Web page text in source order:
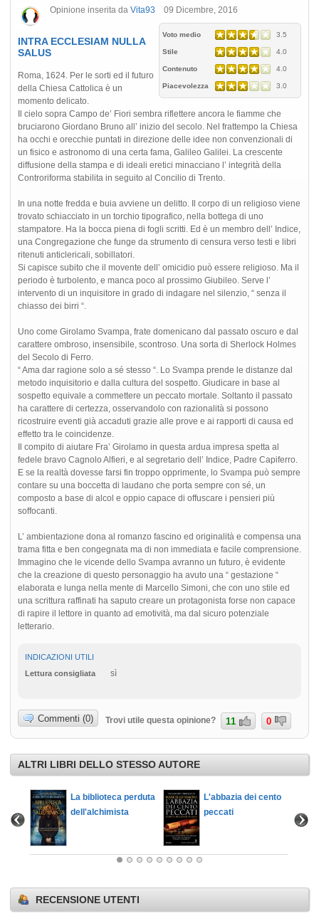
Opinione inserita da Vita93 09 Dicembre, 2016
Voto medio 3.5
Stile 4.0
Contenuto 4.0
Piacevolezza 3.0
INTRA ECCLESIAM NULLA
SALUS
Roma, 1624. Per le sorti ed il futuro
della Chiesa Cattolica è un
momento delicato.
Il cielo sopra Campo de’ Fiori sembra riflettere ancora le fiamme che
bruciarono Giordano Bruno all’ inizio del secolo. Nel frattempo la Chiesa
ha occhi e orecchie puntati in direzione delle idee non convenzionali di
un fisico e astronomo di una certa fama, Galileo Galilei. La crescente
diffusione della stampa e di ideali eretici minacciano l’ integrità della
Controriforma stabilita in seguito al Concilio di Trento.
In una notte fredda e buia avviene un delitto. Il corpo di un religioso viene
trovato schiacciato in un torchio tipografico, nella bottega di uno
stampatore. Ha la bocca piena di fogli scritti. Ed è un membro dell’ Indice,
una Congregazione che funge da strumento di censura verso testi e libri
ritenuti anticlericali, sobillatori.
Si capisce subito che il movente dell’ omicidio può essere religioso. Ma il
periodo è turbolento, e manca poco al prossimo Giubileo. Serve l’
intervento di un inquisitore in grado di indagare nel silenzio, “ senza il
chiasso dei birri “.
Uno come Girolamo Svampa, frate domenicano dal passato oscuro e dal
carattere ombroso, insensibile, scontroso. Una sorta di Sherlock Holmes
del Secolo di Ferro.
“ Ama dar ragione solo a sé stesso “. Lo Svampa prende le distanze dal
metodo inquisitorio e dalla cultura del sospetto. Giudicare in base al
sospetto equivale a commettere un peccato mortale. Soltanto il passato
ha carattere di certezza, osservandolo con razionalità si possono
ricostruire eventi già accaduti grazie alle prove e ai rapporti di causa ed
effetto tra le coincidenze.
Il compito di aiutare Fra’ Girolamo in questa ardua impresa spetta al
fedele bravo Cagnolo Alfieri, e al segretario dell’ Indice, Padre Capiferro.
E se la realtà dovesse farsi fin troppo opprimente, lo Svampa può sempre
contare su una boccetta di laudano che porta sempre con sé, un
composto a base di alcol e oppio capace di offuscare i pensieri più
soffocanti.
L’ ambientazione dona al romanzo fascino ed originalità e compensa una
trama fitta e ben congegnata ma di non immediata e facile comprensione.
Immagino che le vicende dello Svampa avranno un futuro, è evidente
che la creazione di questo personaggio ha avuto una “ gestazione “
elaborata e lunga nella mente di Marcello Simoni, che con uno stile ed
una scrittura raffinati ha saputo creare un protagonista forse non capace
di rapire il lettore in quanto ad emotività, ma dal sicuro potenziale
letterario.
INDICAZIONI UTILI
Lettura consigliata
sì
Commenti (0) Trovi utile questa opinione? 11 0
ALTRI LIBRI DELLO STESSO AUTORE
La biblioteca perduta
dell'alchimista
L'abbazia dei cento
peccati
RECENSIONE UTENTI